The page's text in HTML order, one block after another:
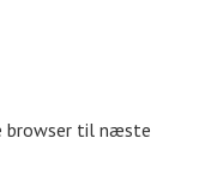
browser til næste